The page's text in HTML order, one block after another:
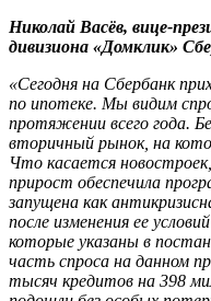
Николай Васёв, вице-
дивизиона «Домклик»
«Сегодня на Сбербанк
по ипотеке. Мы видим
протяжении всего года.
вторичный рынок, на
Что касается
прирост обеспечила
запущена как
после изменения ее
которые указаны в
часть спроса на данном
тысяч кредитов на 398